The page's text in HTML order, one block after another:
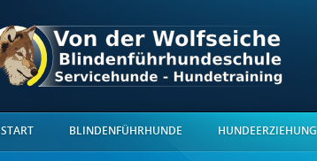
START BLINDENFÜHRHUNDE HUNDEERZIEHUNG